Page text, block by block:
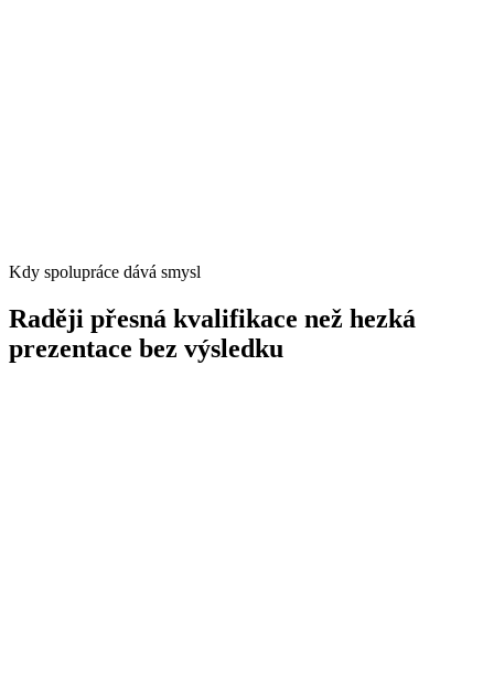
Kdy spolupráce dává smysl
Raději přesná kvalifikace než hezká
prezentace bez výsledku